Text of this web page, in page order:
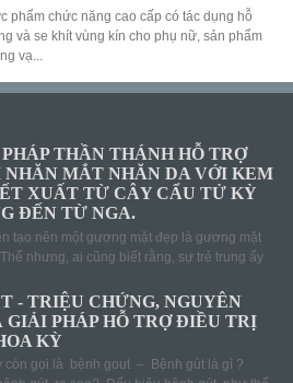
phẩm chức năng cao cấp có tác dụng hỗ
và se khít vùng kín cho phụ nữ, sản phẩm
vạ...
THẦN THÁNH HỖ TRỢ
MẮT NHĂN DA VỚI KEM
XUẤT TỪ CÂY CẨU TỬ KỲ
ĐẾN TỪ NGA.
tạo nên một gương mặt đẹp là gương mặt
nhưng, ai cũng biết rằng, sự trẻ trung ấy
- TRIỆU CHỨNG, NGUYÊN
GIẢI PHÁP HỖ TRỢ ĐIỀU TRỊ
KỲ
còn gọi là bệnh gout – Bệnh gút là gì ?